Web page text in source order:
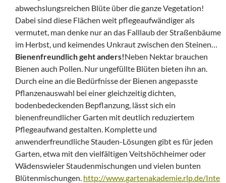
abwechslungsreichen Blüte über die ganze Vegetation!
Dabei sind diese Flächen weit pflegeaufwändiger als
vermutet, man denke nur an das Falllaub der Straßenbäume
im Herbst, und keimendes Unkraut zwischen den Steinen…
Bienenfreundlich geht anders!Neben Nektar brauchen
Bienen auch Pollen. Nur ungefüllte Blüten bieten ihn an.
Durch eine an die Bedürfnisse der Bienen angepasste
Pflanzenauswahl bei einer gleichzeitig dichten,
bodenbedeckenden Bepflanzung, lässt sich ein
bienenfreundlicher Garten mit deutlich reduziertem
Pflegeaufwand gestalten. Komplette und
anwenderfreundliche Stauden-Lösungen gibt es für jeden
Garten, etwa mit den vielfältigen Veitshöchheimer oder
Wädenswieler Staudenmischungen und vielen bunten
Blütenmischungen. http://www.gartenakademie.rlp.de/Inte